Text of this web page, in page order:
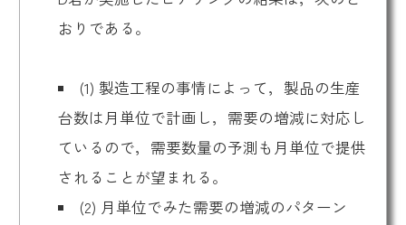
おりである。
(1) 製造工程の事情によって，製品の生産
台数は月単位で計画し，需要の増減に対応し
ているので，需要数量の予測も月単位で提供
されることが望まれる。
(2) 月単位でみた需要の増減のパターン